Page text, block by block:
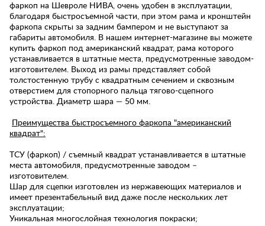
фаркоп на Шевроле НИВА, очень удобен в эксплуатации,
благодаря быстросъемной части, при этом рама и кронштейн
фаркопа скрыты за задним бампером и не выступают за
габариты автомобиля. В нашем интернет-магазине вы можете
купить фаркоп под американский квадрат, рама которого
устанавливается в штатные места, предусмотренные заводом-
изготовителем. Выход из рамы представляет собой
толстостенную трубу с квадратным сечением и сквозным
отверстием для стопорного пальца тягово-сцепного
устройства. Диаметр шара — 50 мм.
Преимущества быстросъемного фаркопа "американский
квадрат":
ТСУ (фаркоп) / съемный квадрат устанавливается в штатные
места автомобиля, предусмотренные заводом –
изготовителем.
Шар для сцепки изготовлен из нержавеющих материалов и
имеет презентабельный вид даже после нескольких лет
эксплуатации;
Уникальная многослойная технология покраски;